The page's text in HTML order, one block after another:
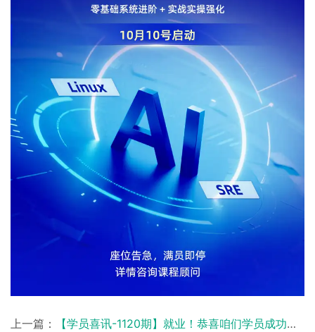
上一篇：
【学员喜讯-1120期】就业！恭喜咱们学员成功入职上海运维岗，斩获20K月薪！